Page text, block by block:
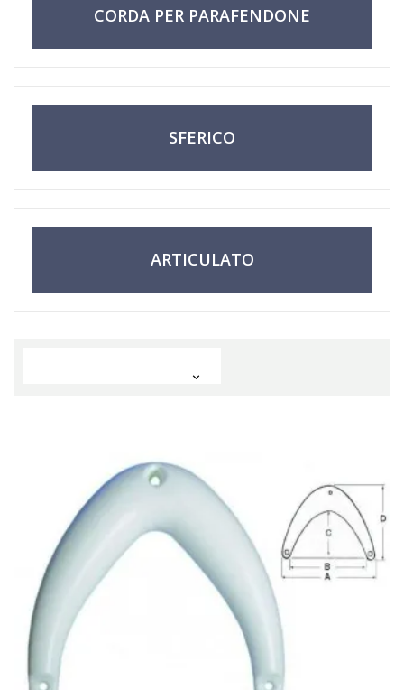
CORDA PER PARAFENDONE
SFERICO
ARTICULATO
